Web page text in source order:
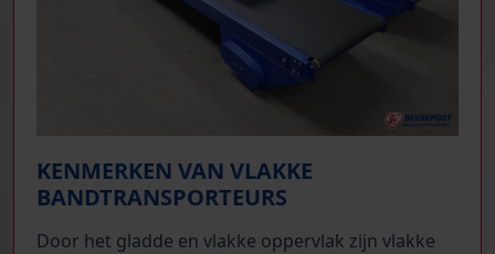
KENMERKEN VAN VLAKKE
BANDTRANSPORTEURS
Door het gladde en vlakke oppervlak zijn vlakke